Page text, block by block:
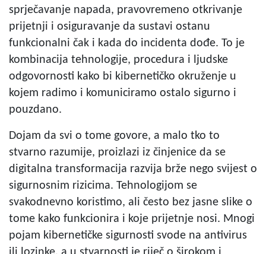
sprječavanje napada, pravovremeno otkrivanje
prijetnji i osiguravanje da sustavi ostanu
funkcionalni čak i kada do incidenta dođe. To je
kombinacija tehnologije, procedura i ljudske
odgovornosti kako bi kibernetičko okruženje u
kojem radimo i komuniciramo ostalo sigurno i
pouzdano.
Dojam da svi o tome govore, a malo tko to
stvarno razumije, proizlazi iz činjenice da se
digitalna transformacija razvija brže nego svijest o
sigurnosnim rizicima. Tehnologijom se
svakodnevno koristimo, ali često bez jasne slike o
tome kako funkcionira i koje prijetnje nosi. Mnogi
pojam kibernetičke sigurnosti svode na antivirus